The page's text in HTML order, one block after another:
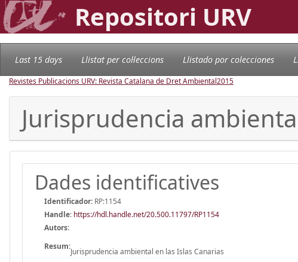
Repositori URV
Last 15 days Llistat per col·leccions Llistado por colecciones
Revistes Publicacions URV: Revista Catalana de Dret Ambiental2015
Jurisprudencia
Dades identificatives
Identificador: RP:1154
Handle: https://hdl.handle.net/20.500.11797/RP1154
Autors:
Resum:
Jurisprudencia ambiental en las Islas Canarias